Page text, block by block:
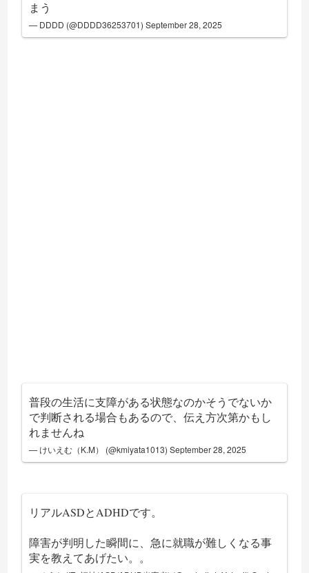
まう
— DDDD (@DDDD36253701)September 28, 2025
普段の生活に支障がある状態なのかそうでないか
で判断される場合もあるので、伝え方次第かもし
れませんね
— けいえむ（K.M） (@kmiyata1013)September 28, 2025
リアルASDとADHDです。
障害が判明した瞬間に、急に就職が難しくなる事
実を教えてあげたい。。